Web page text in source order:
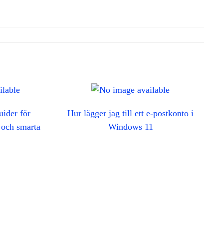
för
smarta
Hur lägger jag till ett e-postkonto i
Windows 11